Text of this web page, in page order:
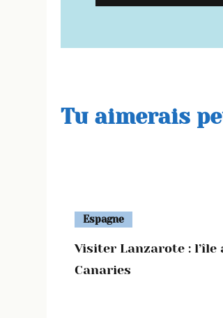
Tu aimerais
Espagne
Visiter Lanzarote : l’île
Canaries